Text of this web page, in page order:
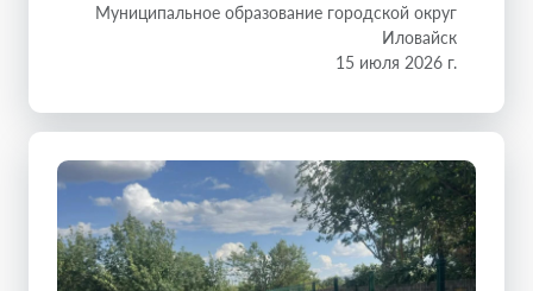
Муниципальное образование городской округ
Иловайск
15 июля 2026 г.